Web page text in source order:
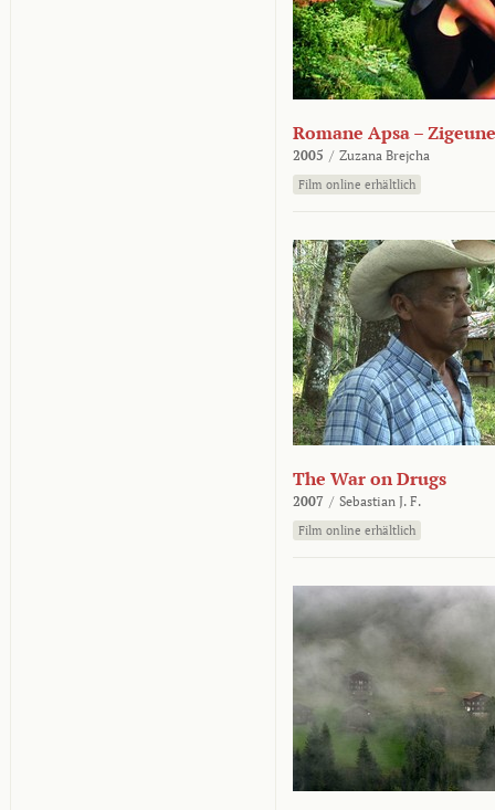
Romane Apsa –
2005 / Zuzana Brejcha
Film online erhältlich
The War on Drugs
2007 / Sebastian J. F.
Film online erhältlich